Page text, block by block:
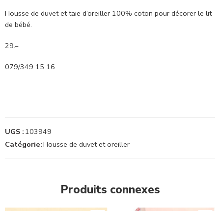
Housse de duvet et taie d’oreiller 100% coton pour décorer le lit
de bébé.
29.–
079/349 15 16
UGS : 103949
Catégorie:Housse de duvet et oreiller
Produits connexes